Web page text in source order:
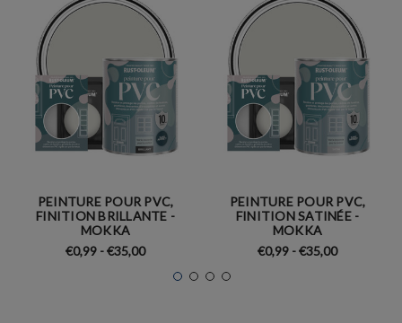
PEINTURE POUR PVC,
FINITION BRILLANTE -
MOKKA
€0,99 - €35,00
PEINTURE POUR PVC,
FINITION SATINÉE -
MOKKA
€0,99 - €35,00